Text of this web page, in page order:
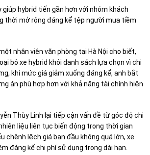
giúp hybrid tiến gần hơn với nhóm khách
thời mở rộng đáng kể tệp người mua tiềm
nhân viên văn phòng tại Hà Nội cho biết,
bỏ xe hybrid khỏi danh sách lựa chọn vì chi
khi mức giá giảm xuống đáng kể, anh bắt
án phù hợp hơn với khả năng tài chính hiện
Thùy Linh lại tiếp cận vấn đề từ góc độ chi
liệu liên tục biến động trong thời gian
chênh lệch giá ban đầu không quá lớn, xe
đáng kể chi phí sử dụng trong dài hạn.